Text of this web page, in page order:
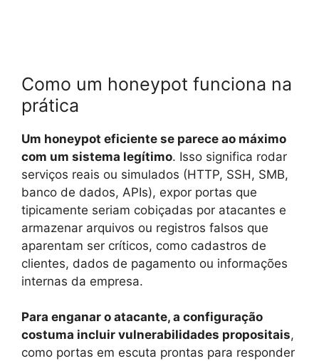
Como um honeypot funciona na
prática
Um honeypot eficiente se parece ao máximo
com um sistema legítimo. Isso significa rodar
serviços reais ou simulados (HTTP, SSH, SMB,
banco de dados, APIs), expor portas que
tipicamente seriam cobiçadas por atacantes e
armazenar arquivos ou registros falsos que
aparentam ser críticos, como cadastros de
clientes, dados de pagamento ou informações
internas da empresa.
Para enganar o atacante, a configuração
costuma incluir vulnerabilidades propositais,
como portas em escuta prontas para responder